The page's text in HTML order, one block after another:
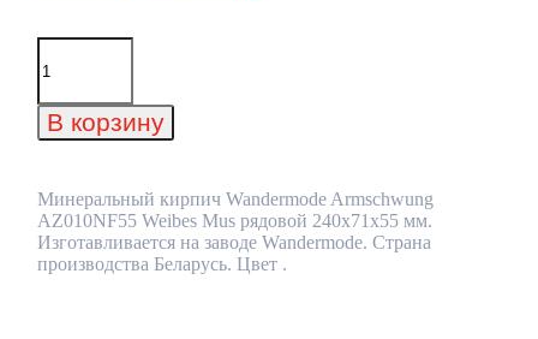
Количество
товара
кирпич
Wandermode
Weibes
Mus
рядовой
240x71x55
В корзину
Минеральный кирпич Wandermode Armschwung
AZ010NF55 Weibes Mus рядовой 240x71x55 мм.
Изготавливается на заводе Wandermode. Страна
производства Беларусь. Цвет .